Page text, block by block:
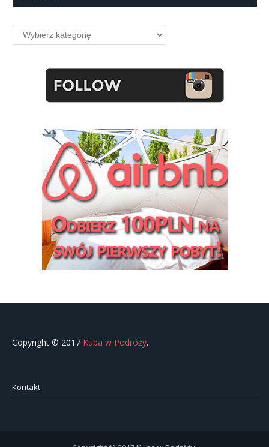
Kategorie
Copyright © 2017 Kuba w Podróży.
Kontakt